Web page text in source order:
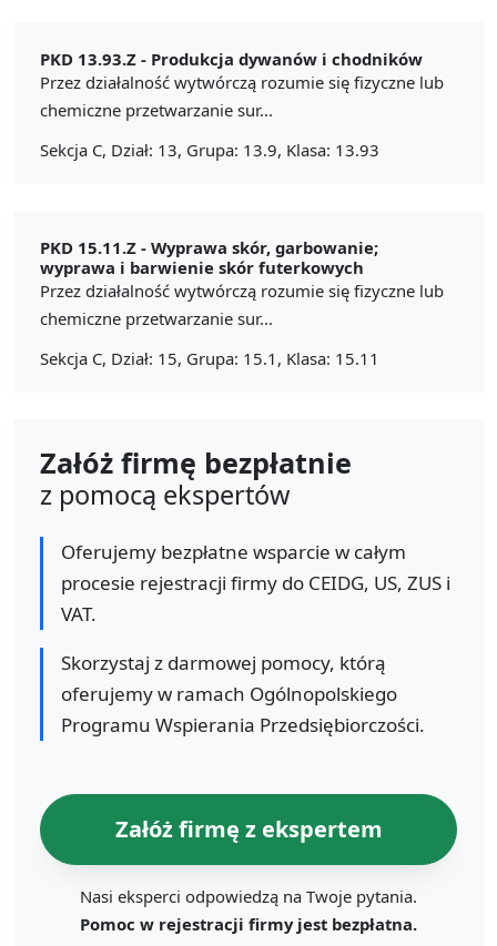
PKD 13.93.Z - Produkcja dywanów i chodników
Przez działalność wytwórczą rozumie się fizyczne lub
chemiczne przetwarzanie sur...
Sekcja C, Dział: 13, Grupa: 13.9, Klasa: 13.93
PKD 15.11.Z - Wyprawa skór, garbowanie;
wyprawa i barwienie skór futerkowych
Przez działalność wytwórczą rozumie się fizyczne lub
chemiczne przetwarzanie sur...
Sekcja C, Dział: 15, Grupa: 15.1, Klasa: 15.11
Załóż firmę bezpłatnie
z pomocą ekspertów
Oferujemy bezpłatne wsparcie w całym
procesie rejestracji firmy do CEIDG, US, ZUS i
VAT.
Skorzystaj z darmowej pomocy, którą
oferujemy w ramach Ogólnopolskiego
Programu Wspierania Przedsiębiorczości.
Załóż firmę z ekspertem
Nasi eksperci odpowiedzą na Twoje pytania.
Pomoc w rejestracji firmy jest bezpłatna.